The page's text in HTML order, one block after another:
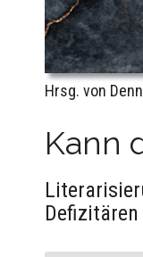
Hrsg. von
Kann
Defizitären